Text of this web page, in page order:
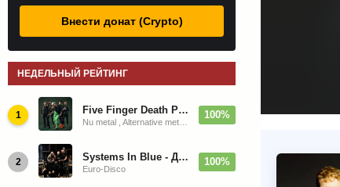
Внести донат (Crypto)
НЕДЕЛЬНЫЙ РЕЙТИНГ
1 Five Finger Death Punch - Дискография (2008-2026) 100%
2 Systems In Blue - Дискография (2020-2026)
Euro-Disco
100%